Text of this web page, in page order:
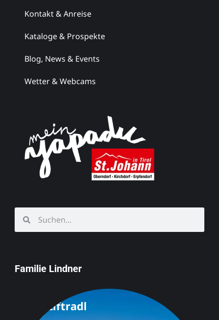
Kontakt & Anreise
Kataloge & Prospekte
Blog, News & Events
Wetter & Webcams
Familie Lindner